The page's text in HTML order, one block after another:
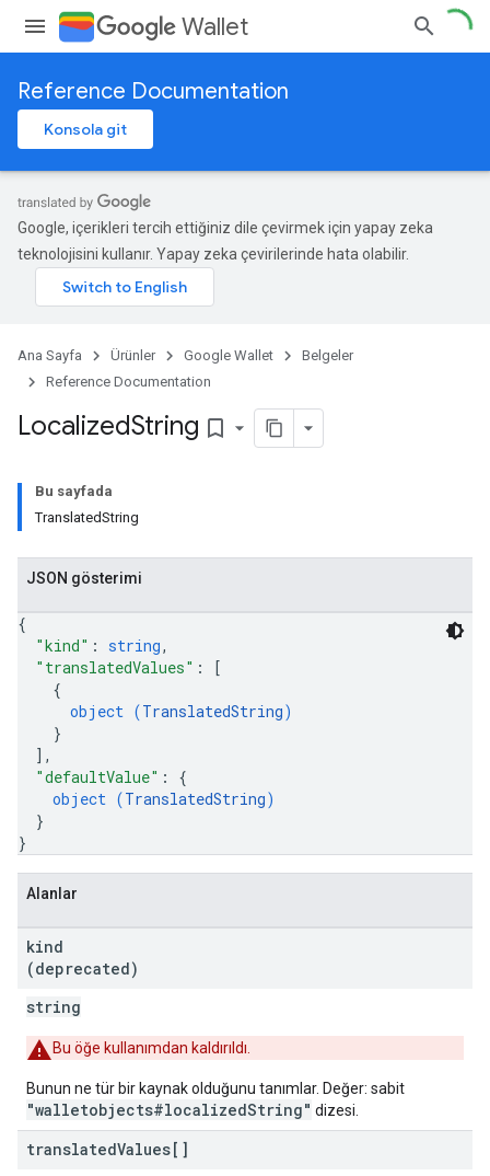
Wallet
Reference Documentation
Konsola git
Google, içerikleri tercih ettiğiniz dile çevirmek için yapay zeka
teknolojisini kullanır. Yapay zeka çevirilerinde hata olabilir.
Ana Sayfa Ürünler Google Wallet
Belgeler
Reference Documentation
LocalizedString bookmark_border
Bu sayfada
TranslatedString
JSON gösterimi
{
"kind" : string,
"translatedValues" :
[
{
object (TranslatedString)
}
] ,
"defaultValue" : {
object (TranslatedString)
}
}
Alanlar
kind
(deprecated)
string
Bu öğe kullanımdan kaldırıldı.
Bunun ne tür bir kaynak olduğunu tanımlar. Değer: sabit
"walletobjects#localizedString" dizesi.
translatedValues[]